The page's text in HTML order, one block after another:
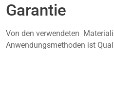
Garantie
Von den verwendeten
Anwendungsmethoden ist